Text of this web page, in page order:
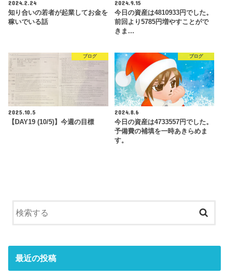
2024.2.24
知り合いの若者が起業してお金を
稼いでいる話
2024.9.15
今日の資産は4810933円でした。
前回より5785円増やすことがで
きま…
ブログ
2025.10.5
【DAY19 (10/5)】今週の目標
ブログ
2024.8.6
今日の資産は4733557円でした。
予備費の補填を一時あきらめま
す。
最近の投稿